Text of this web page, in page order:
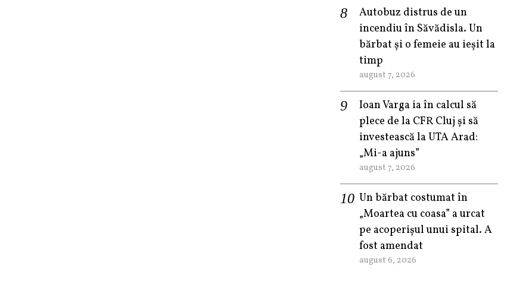
Autobuz distrus de un
incendiu în Săvădisla. Un
bărbat și o femeie au ieșit la
timp
august 7, 2026
Ioan Varga ia în calcul să
plece de la CFR Cluj și să
investească la UTA Arad:
„Mi-a ajuns”
august 7, 2026
Un bărbat costumat în
„Moartea cu coasa” a urcat
pe acoperișul unui spital. A
fost amendat
august 6, 2026